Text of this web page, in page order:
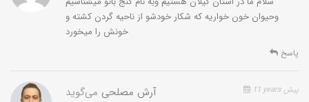
وحیوان خون خواریه که شکار خودشو از ناحیه گردن کشته و
خونش را میخورد
پاسخ
آرش مصلحی می‌گوید 11 years پیش